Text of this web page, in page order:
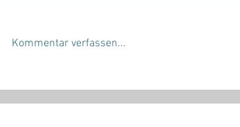
Kommentar verfassen...